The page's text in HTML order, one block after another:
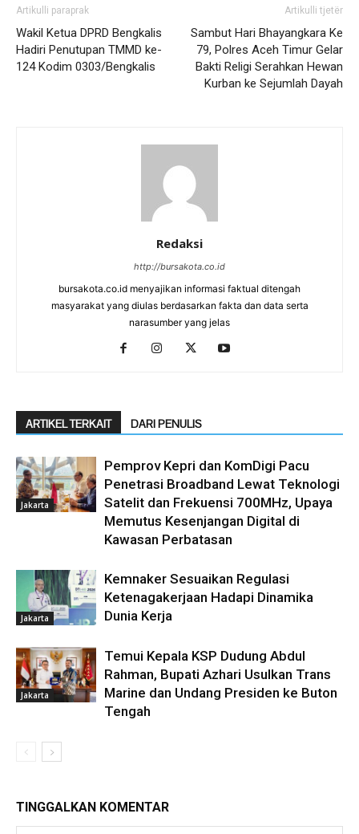
Artikulli paraprak
Wakil Ketua DPRD Bengkalis
Hadiri Penutupan TMMD ke-
124 Kodim 0303/Bengkalis
Artikulli tjetër
Sambut Hari Bhayangkara Ke
79, Polres Aceh Timur Gelar
Bakti Religi Serahkan Hewan
Kurban ke Sejumlah Dayah
Redaksi
http://bursakota.co.id
bursakota.co.id menyajikan informasi faktual ditengah
masyarakat yang diulas berdasarkan fakta dan data serta
narasumber yang jelas
ARTIKEL TERKAIT DARI PENULIS
Jakarta
Pemprov Kepri dan KomDigi Pacu
Penetrasi Broadband Lewat Teknologi
Satelit dan Frekuensi 700MHz, Upaya
Memutus Kesenjangan Digital di
Kawasan Perbatasan
Jakarta
Kemnaker Sesuaikan Regulasi
Ketenagakerjaan Hadapi Dinamika
Dunia Kerja
Jakarta
Temui Kepala KSP Dudung Abdul
Rahman, Bupati Azhari Usulkan Trans
Marine dan Undang Presiden ke Buton
Tengah
TINGGALKAN KOMENTAR